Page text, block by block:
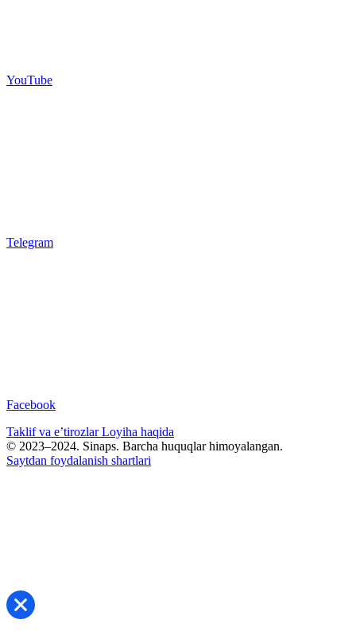
YouTube
Telegram
Facebook
Taklif va e’tirozlarLoyiha haqida
© 2023–2024. Sinaps. Barcha huquqlar himoyalangan.
Saytdan foydalanish shartlari